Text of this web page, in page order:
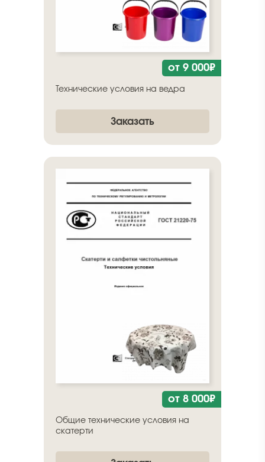
от 9 000₽
Технические условия на ведра
Заказать
от 8 000₽
Общие технические условия на
скатерти